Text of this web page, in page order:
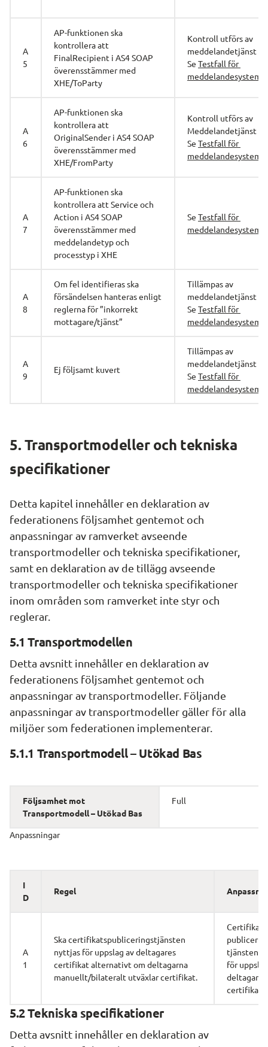
A
5
AP-funktionen ska
kontrollera att
FinalRecipient i AS4 SOAP
överensstämmer med
XHE/ToParty
Kontroll utförs av
meddelandetjänst
Se Testfall för
meddelandesystem
A
6
AP-funktionen ska
kontrollera att
OriginalSender i AS4 SOAP
överensstämmer med
XHE/FromParty
Kontroll utförs av
Meddelandetjänst
Se Testfall för
meddelandesystem
A
7
AP-funktionen ska
kontrollera att Service och
Action i AS4 SOAP
överensstämmer med
meddelandetyp och
processtyp i XHE
Se Testfall för
meddelandesystem
A
8
Om fel identifieras ska
försändelsen hanteras enligt
reglerna för ”inkorrekt
mottagare/tjänst”
Tillämpas av
meddelandetjänst
Se Testfall för
meddelandesystem
A
9
Ej följsamt kuvert
Tillämpas av
meddelandetjänst
Se Testfall för
meddelandesystem
5. Transportmodeller och tekniska
specifikationer
Detta kapitel innehåller en deklaration av
federationens följsamhet gentemot och
anpassningar av ramverket avseende
transportmodeller och tekniska specifikationer,
samt en deklaration av de tillägg avseende
transportmodeller och tekniska specifikationer
inom områden som ramverket inte styr och
reglerar.
5.1 Transportmodellen
Detta avsnitt innehåller en deklaration av
federationens följsamhet gentemot och
anpassningar av transportmodeller. Följande
anpassningar av transportmodeller gäller för alla
miljöer som federationen implementerar.
5.1.1 Transportmodell – Utökad Bas
Följsamhet mot
Transportmodell – Utökad Bas
Full
Anpassningar
I
D
Regel
A
1
Ska certifikats­publicerings­tjänsten
nyttjas för uppslag av deltagares
certifikat alternativt om deltagarna
manuellt/bilateralt utväxlar certifikat.
tjänsten
för
deltagares
certifikat
5.2 Tekniska specifikationer
Detta avsnitt innehåller en deklaration av